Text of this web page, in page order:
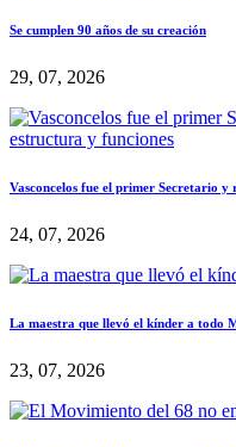
Se cumplen 90 años de su creación
29, 07, 2026
Vasconcelos fue el primer Secretario
24, 07, 2026
La maestra que llevó el kínder a todo
23, 07, 2026